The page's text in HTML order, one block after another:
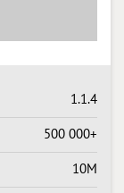
1.1.4
500 000+
10M